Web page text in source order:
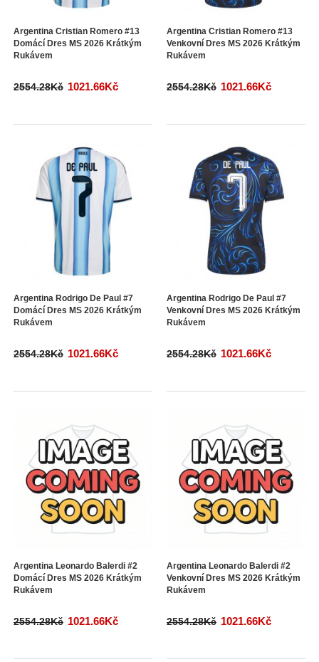
Argentina Cristian Romero #13
Domácí Dres MS 2026 Krátkým
Rukávem
2554.28Kč 1021.66Kč
Argentina Cristian Romero #13
Venkovní Dres MS 2026 Krátkým
Rukávem
2554.28Kč 1021.66Kč
Argentina Rodrigo De Paul #7
Domácí Dres MS 2026 Krátkým
Rukávem
2554.28Kč 1021.66Kč
Argentina Rodrigo De Paul #7
Venkovní Dres MS 2026 Krátkým
Rukávem
2554.28Kč 1021.66Kč
Argentina Leonardo Balerdi #2
Domácí Dres MS 2026 Krátkým
Rukávem
2554.28Kč 1021.66Kč
Argentina Leonardo Balerdi #2
Venkovní Dres MS 2026 Krátkým
Rukávem
2554.28Kč 1021.66Kč